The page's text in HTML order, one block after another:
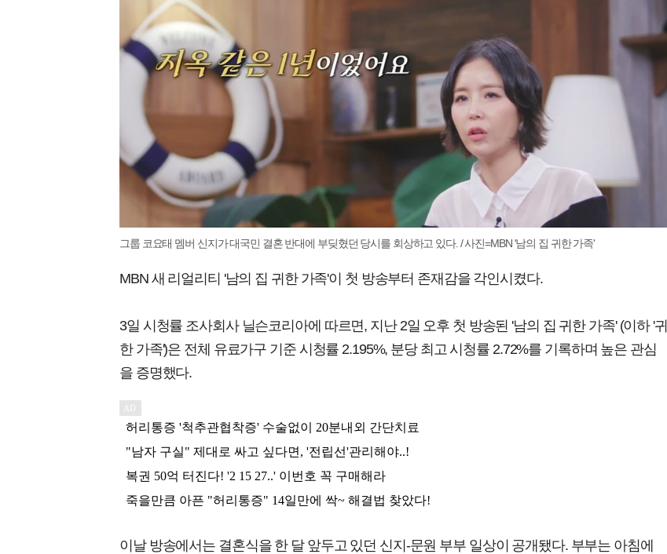
그룹 코요태 멤버 신지가 대국민 결혼 반대에 부딪혔던 당시를 회상하고 있다. / 사진=MBN '남의 집 귀한 가족'
MBN 새 리얼리티 '남의 집 귀한 가족'이 첫 방송부터 존재감을 각인시켰다.
3일 시청률 조사회사 닐슨코리아에 따르면, 지난 2일 오후 첫 방송된 '남의 집 귀한 가족' (이하 '귀
한 가족')은 전체 유료가구 기준 시청률 2.195%, 분당 최고 시청률 2.72%를 기록하며 높은 관심
을 증명했다.
이날 방송에서는 결혼식을 한 달 앞두고 있던 신지-문원 부부 일상이 공개됐다. 부부는 아침에